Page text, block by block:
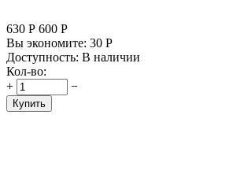
630 Р 600 Р
Вы экономите: 30 Р
Доступность: В наличии
Кол-во:
+
−
Купить